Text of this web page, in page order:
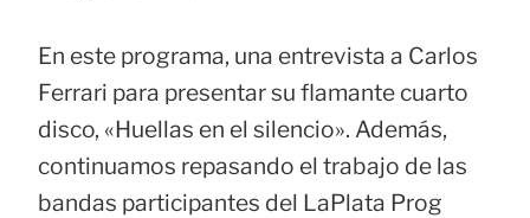
En este programa, una entrevista a Carlos
Ferrari para presentar su flamante cuarto
disco, «Huellas en el silencio». Además,
continuamos repasando el trabajo de las
bandas participantes del LaPlata Prog